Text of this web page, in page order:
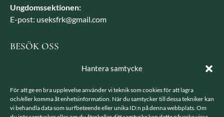
Hantera samtycke
För att ge en bra upplevelse använder vi teknik som cookies för att lagra
och/eller komma åt enhetsinformation. När du samtycker till dessa tekniker kan
vi behandla data som surfbeteende eller unika ID:n på denna webbplats. Om
Ungdomssektionen:
E-post: useksfrk@gmail.com
BESÖK OSS
Besöksadress: Järvavägen 7, 170 79 Solna
LÄNKAR